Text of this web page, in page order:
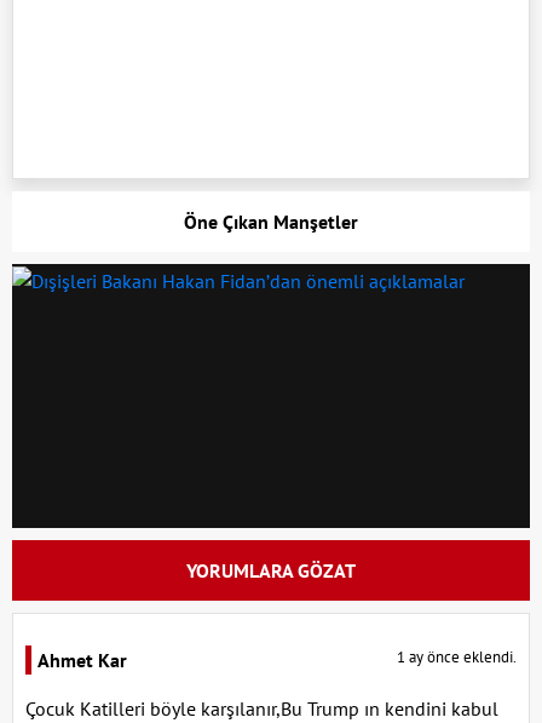
Öne Çıkan Manşetler
YORUMLARA GÖZAT
Ahmet Kar 1 ay önce eklendi.
Çocuk Katilleri böyle karşılanır,Bu Trump ın kendini kabul